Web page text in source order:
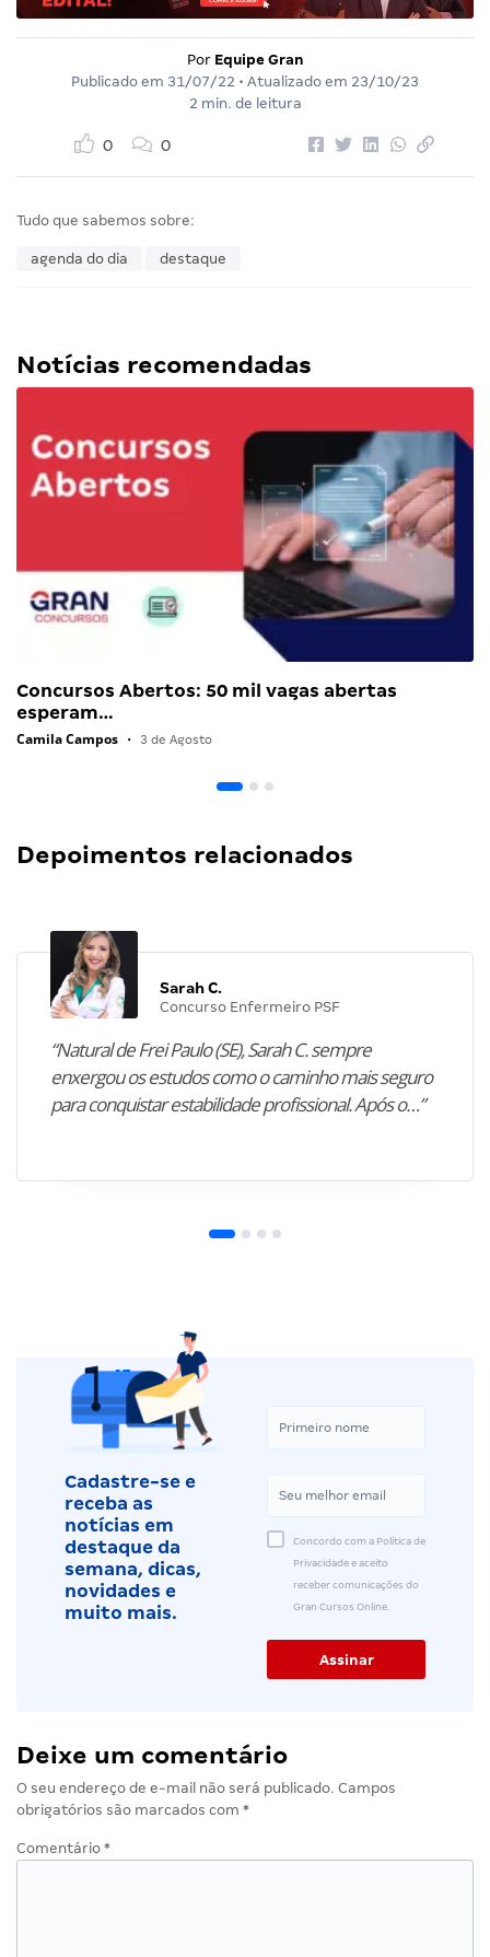
Por Equipe Gran
Publicado em 31/07/22 • Atualizado em 23/10/23
2 min. de leitura
0 0
Tudo que sabemos sobre:
agenda do dia destaque
Notícias recomendadas
Concursos Abertos: 50 mil vagas abertas
esperam…
Camila Campos • 3 de Agosto
Depoimentos relacionados
Sarah C.
Concurso Enfermeiro PSF
“Natural de Frei Paulo (SE), Sarah C. sempre
enxergou os estudos como o caminho mais seguro
para conquistar estabilidade profissional. Após o…”
Cadastre-se e
receba as
notícias em
destaque da
semana, dicas,
novidades e
muito mais.
Concordo com a Política de
Privacidade e aceito
receber comunicações do
Gran Cursos Online.
Deixe um comentário
O seu endereço de e-mail não será publicado. Campos
obrigatórios são marcados com *
Comentário *